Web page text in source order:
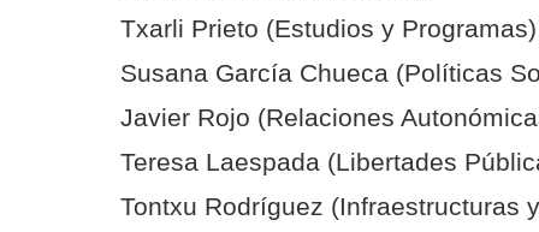
Txarli Prieto (Estudios y
Susana García Chueca (Políticas
Javier Rojo (Relaciones
Teresa Laespada (Libertades
Tontxu Rodríguez (Infraestructuras